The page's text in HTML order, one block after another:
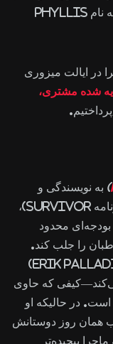
گردد و آن را با پیشخدمت یک پیتزافروشی به نام Phyllis
در ایالت میزوری
شده مشتری،
) به نویسندگی و
(مجری مشهور برنامه Survivor)،
محدود
را جلب کند.
(با بازی Erik Palladino)
که حاوی
۶ میلیون دلار است. در حالیکه او
همان روز دوستانش
پیچیده‌تر